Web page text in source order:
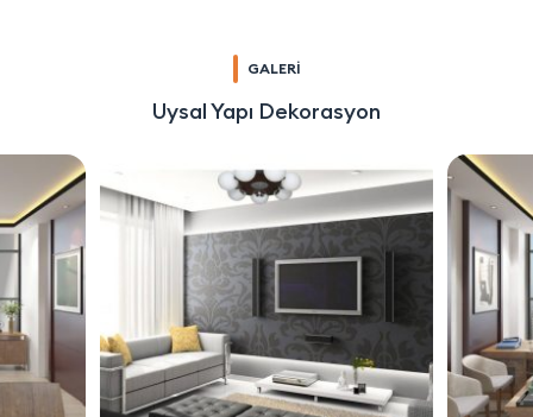
GALERİ
Uysal Yapı Dekorasyon